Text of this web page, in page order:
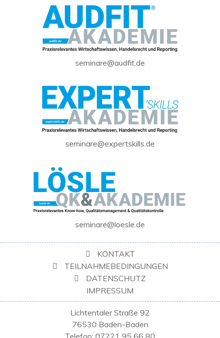
seminare@audfit.de
seminare@expertskills.de
seminare@loesle.de
KONTAKT
TEILNAHMEBEDINGUNGEN
DATENSCHUTZ
IMPRESSUM
Lichtentaler Straße 92
76530 Baden-Baden
Telefon: 07221 95 66 80